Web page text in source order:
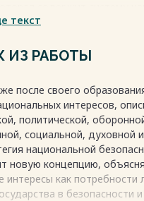
сферах, таких как
безопасность,
текст
ИЗ РАБОТЫ
после своего
интересов,
политической,
социальной, духовной и
национальной
новую концепцию,
интересы как потребности
в безопасности